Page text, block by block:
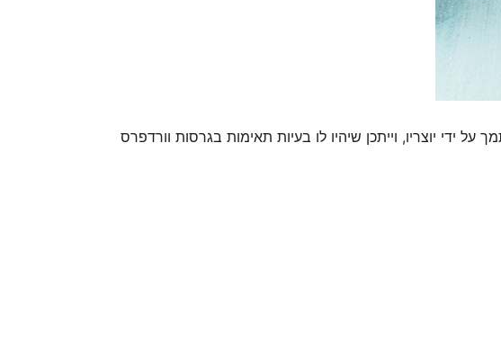
על ידי יוצריו, וייתכן שיהיו לו בעיות תאימות בגרסות וורדפרס